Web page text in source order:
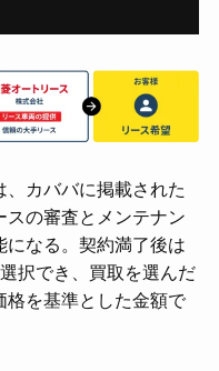
カババに掲載された
スの審査とメンテナン
になる。契約満了後は
択でき、買取を選んだ
格を基準とした金額で